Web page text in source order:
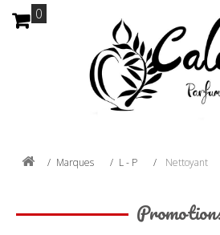
0
Marques L - P Nettoyant